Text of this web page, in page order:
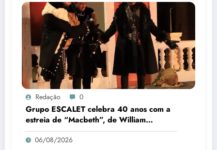
Redação 0
Grupo ESCALET celebra 40 anos com a
estreia de “Macbeth”, de William
Shakespeare
06/08/2026